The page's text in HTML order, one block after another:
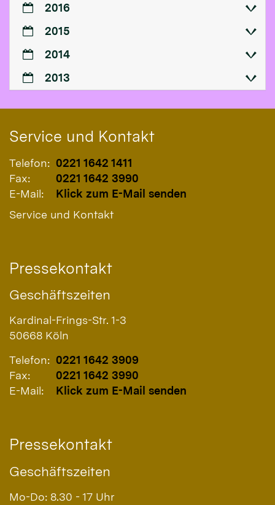
2016
2015
2014
2013
Service und Kontakt
Telefon: 0221 1642 1411
Fax:
0221 1642 3990
E-Mail:
Klick zum E-Mail senden
Service und Kontakt
Pressekontakt
Geschäftszeiten
Kardinal-Frings-Str. 1-3
50668 Köln
Telefon: 0221 1642 3909
Fax:
0221 1642 3990
E-Mail:
Klick zum E-Mail senden
Pressekontakt
Geschäftszeiten
Mo-Do: 8.30 - 17 Uhr